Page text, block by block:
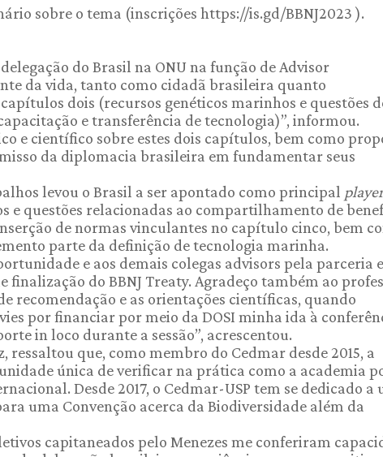
sobre o tema (inscrições https://is.gd/BBNJ2023 ).
do Brasil na ONU na função de Advisor
da vida, tanto como cidadã brasileira quanto
dois (recursos genéticos marinhos e questões
e transferência de tecnologia)”, informou.
e científico sobre estes dois capítulos, bem como
da diplomacia brasileira em fundamentar seus
levou o Brasil a ser apontado como principal player
e questões relacionadas ao compartilhamento de
de normas vinculantes no capítulo cinco, bem
parte da definição de tecnologia marinha.
e aos demais colegas advisors pela parceria e
finalização do BBNJ Treaty. Agradeço também ao
recomendação e as orientações científicas, quando
por financiar por meio da DOSI minha ida à
in loco durante a sessão”, acrescentou.
ressaltou que, como membro do Cedmar desde 2015, a
única de verificar na prática como a academia
Desde 2017, o Cedmar-USP tem se dedicado a
uma Convenção acerca da Biodiversidade além da
capitaneados pelo Menezes me conferiram